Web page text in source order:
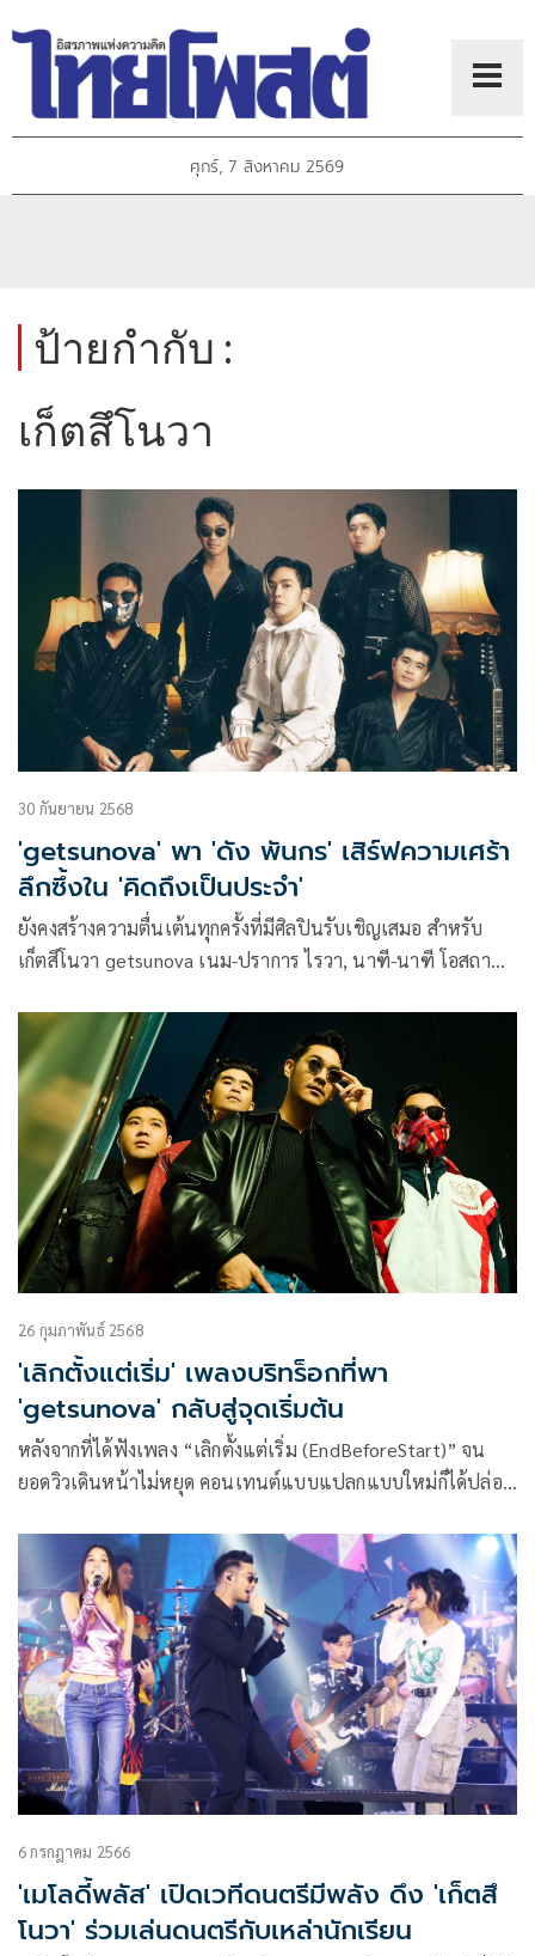
ศุกร์, 7 สิงหาคม 2569
ป้ายกำกับ :
เก็ตสึโนวา
30 กันยายน 2568
'getsunova' พา 'ดัง พันกร' เสิร์ฟความเศร้า
ลึกซึ้งใน 'คิดถึงเป็นประจำ'
ยังคงสร้างความตื่นเต้นทุกครั้งที่มีศิลปินรับเชิญเสมอ สำหรับ
เก็ตสึโนวา getsunova เนม-ปราการ ไรวา, นาฑี-นาฑี โอสถานุ
โรจน์ วงดนตรีเทสต์ดีจากค่าย White Music ในเครือ GMM
Music ที่ทำเพลงได้ทัชใจคนฟังเสมอ
26 กุมภาพันธ์ 2568
'เลิกตั้งแต่เริ่ม' เพลงบริทร็อกที่พา
'getsunova' กลับสู่จุดเริ่มต้น
หลังจากที่ได้ฟังเพลง “เลิกตั้งแต่เริ่ม (EndBeforeStart)” จน
ยอดวิวเดินหน้าไม่หยุด คอนเทนต์แบบแปลกแบบใหม่ก็ได้ปล่อย
6 กรกฎาคม 2566
'เมโลดี้พลัส' เปิดเวทีดนตรีมีพลัง ดึง 'เก็ตสึ
โนวา' ร่วมเล่นดนตรีกับเหล่านักเรียน